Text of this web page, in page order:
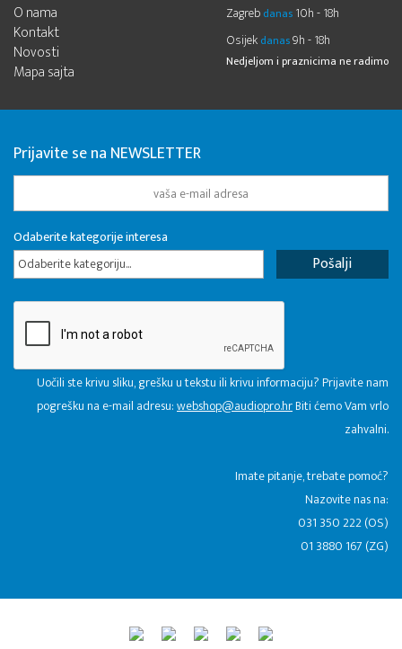
O nama
Kontakt
Novosti
Mapa sajta
Zagreb danas 10h - 18h
Osijek danas9h - 18h
Nedjeljom i praznicima ne radimo
Prijavite se na NEWSLETTER
Odaberite kategorije interesa
Odaberite kategoriju...
Uočili ste krivu sliku, grešku u tekstu ili krivu informaciju? Prijavite nam
pogrešku na e-mail adresu:webshop@audiopro.hrBiti ćemo Vam vrlo
zahvalni.
​Imate pitanje, trebate pomoć?
Nazovite nas na:
031 350 222 (OS)
01 3880 167 (ZG)